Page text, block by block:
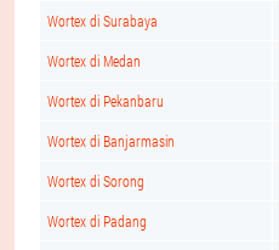
Wortex di Surabaya
Wortex di Medan
Wortex di Pekanbaru
Wortex di Banjarmasin
Wortex di Sorong
Wortex di Padang